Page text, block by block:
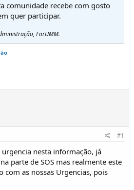
comunidade recebe com gosto
quer participar.
ForUMM.
#1
nesta informação, já
parte de SOS mas realmente este
com as nossas Urgencias, pois